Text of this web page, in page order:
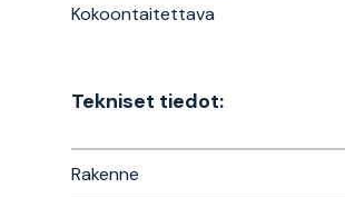
Kokoontaitettava
Tekniset tiedot:
Rakenne